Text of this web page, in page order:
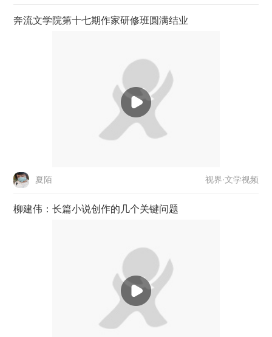
奔流文学院第十七期作家研修班圆满结业
夏陌 视界·文学视频
柳建伟：长篇小说创作的几个关键问题